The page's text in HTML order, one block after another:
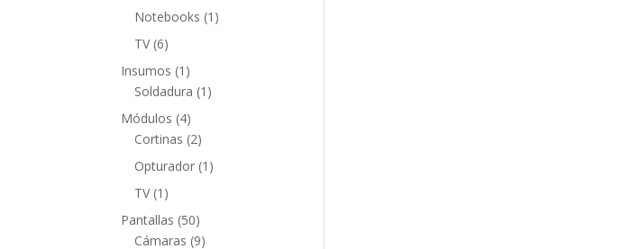
productos
Notebooks 1 1
TV 66
productos
Insumos 1 1
producto
Soldadura 1 1
Módulos 44
productos
Cortinas 22
productos
Opturador 1 1
TV 1 1
producto
Pantallas 5050
productos
Cámaras 99